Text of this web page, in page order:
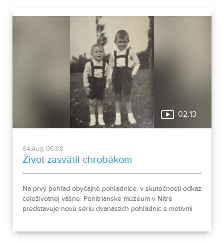
02:13
04.Aug, 06:08
Život zasvätil chrobákom
Na prvý pohľad obyčajné pohľadnice, v skutočnosti odkaz
celoživotnej vášne. Ponitrianske múzeum v Nitre
predstavuje novú sériu dvanástich pohľadníc s motívmi